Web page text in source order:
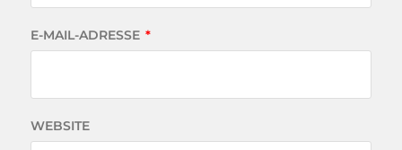
E-MAIL-ADRESSE *
WEBSITE